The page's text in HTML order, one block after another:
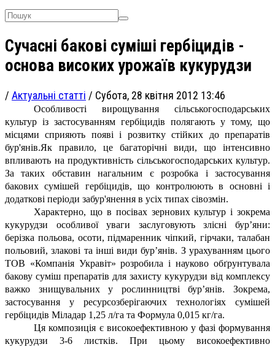
Сучасні бакові суміші гербіцидів -
основа високих урожаїв кукурудзи
/ Актуальні статті / Субота, 28 квітня 2012 13:46
Особливості вирощування сільськогосподарських
культур із застосуванням гербіцидів полягають у тому, що
місцями сприяють появі і розвитку стійких до препаратів
бур'янів.Як правило, це багаторічні види, що інтенсивно
впливають на продуктивність сільськогосподарських культур.
За таких обставин нагальним є розробка і застосування
бакових сумішей гербіцидів, що контролюють в основні і
додаткові періоди забур'янення в усіх типах сівозмін.
Характерно, що в посівах зернових культур і зокрема
кукурудзи особливої уваги заслуговують злісні бур’яни:
берізка польова, осоти, підмаренник чіпкий, гірчаки, талабан
польовий, злакові та інші види бур’янів. З урахуванням цього
ТОВ «Компанія Укравіт» розробила і науково обґрунтувала
бакову суміш препаратів для захисту кукурудзи від комплексу
важко знищувальних у рослинництві бур’янів. Зокрема,
застосування у ресурсозберігаючих технологіях сумішей
гербіцидів Міладар 1,25 л/га та Формула 0,015 кг/га.
Ця композиція є високоефективною у фазі формування
кукурудзи 3-6 листків. При цьому високоефективно